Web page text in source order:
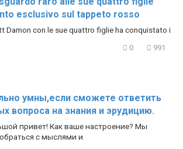
esclusivo sul tappeto rosso
Damon con le sue quattro figlie ha conquistato i
0 991
умны,если сможете ответить
вопроса на знания и эрудицию.
привет! Как ваше настроение? Мы
с мыслями и